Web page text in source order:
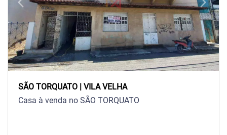
Previous Next
SÃO TORQUATO | VILA VELHA
Casa à venda no SÃO TORQUATO